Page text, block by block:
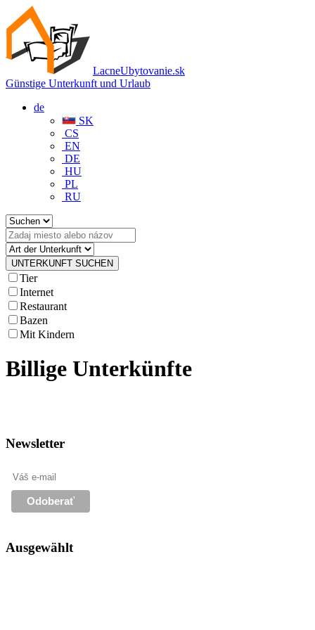
LacneUbytovanie.sk
Günstige Unterkunft und Urlaub
de
SK
CS
EN
DE
HU
PL
RU
Tier
Internet
Restaurant
Bazen
Mit Kindern
Billige Unterkünfte
Newsletter
Ausgewählt